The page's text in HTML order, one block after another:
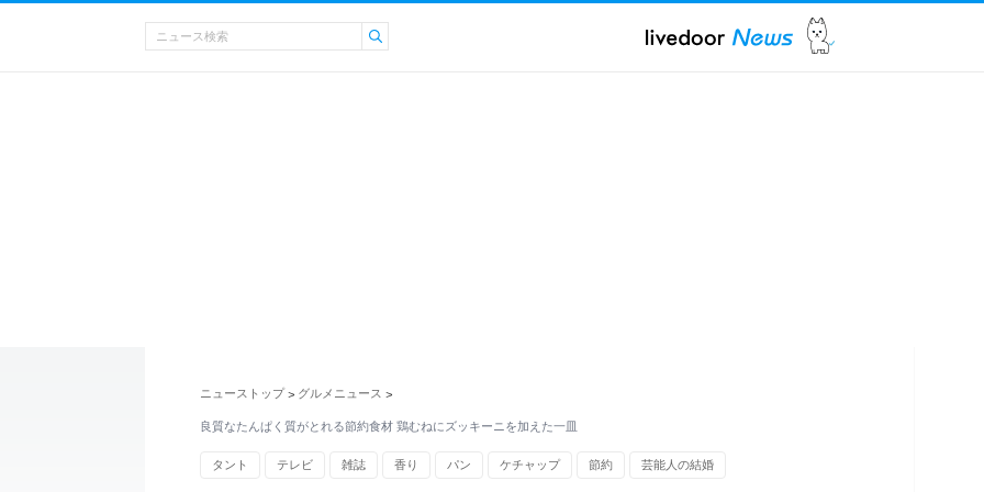
ニューストップ > グルメニュース >
良質なたんぱく質がとれる節約食材 鶏むねにズッキーニを加えた一皿
タント テレビ 雑誌 香り パン ケチャップ 節約 芸能人の結婚